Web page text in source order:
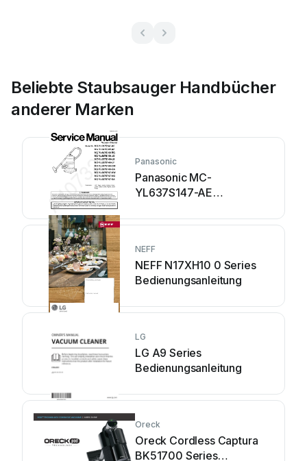
Beliebte Staubsauger Handbücher
anderer Marken
Panasonic
Panasonic MC-
YL637S147-AE
NEFF
NEFF N17XH10 0 Series
Bedienungsanleitung
LG
LG A9 Series
Bedienungsanleitung
Oreck
Oreck Cordless Captura
BK51700 Series